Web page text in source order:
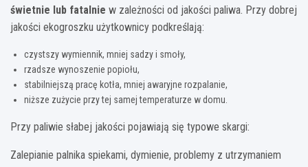
świetnie lub fatalnie w zależności od jakości paliwa. Przy dobrej
jakości ekogroszku użytkownicy podkreślają:
czystszy wymiennik, mniej sadzy i smoły,
rzadsze wynoszenie popiołu,
stabilniejszą pracę kotła, mniej awaryjne rozpalanie,
niższe zużycie przy tej samej temperaturze w domu.
Przy paliwie słabej jakości pojawiają się typowe skargi:
Zalepianie palnika spiekami, dymienie, problemy z utrzymaniem